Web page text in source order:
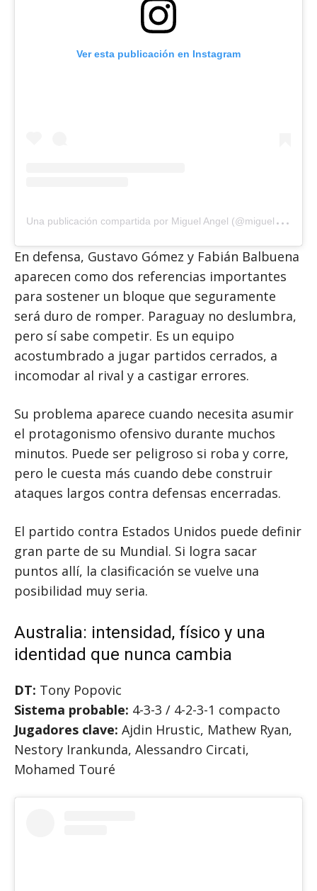
Ver esta publicación en Instagram
U
na publicación compartida por Miguel Angel (@miguel_almiron)
En defensa, Gustavo Gómez y Fabián Balbuena
aparecen como dos referencias importantes
para sostener un bloque que seguramente
será duro de romper. Paraguay no deslumbra,
pero sí sabe competir. Es un equipo
acostumbrado a jugar partidos cerrados, a
incomodar al rival y a castigar errores.
Su problema aparece cuando necesita asumir
el protagonismo ofensivo durante muchos
minutos. Puede ser peligroso si roba y corre,
pero le cuesta más cuando debe construir
ataques largos contra defensas encerradas.
El partido contra Estados Unidos puede definir
gran parte de su Mundial. Si logra sacar
puntos allí, la clasificación se vuelve una
posibilidad muy seria.
Australia: intensidad, físico y una
identidad que nunca cambia
DT: Tony Popovic
Sistema probable: 4-3-3 / 4-2-3-1 compacto
Jugadores clave: Ajdin Hrustic, Mathew Ryan,
Nestory Irankunda, Alessandro Circati,
Mohamed Touré